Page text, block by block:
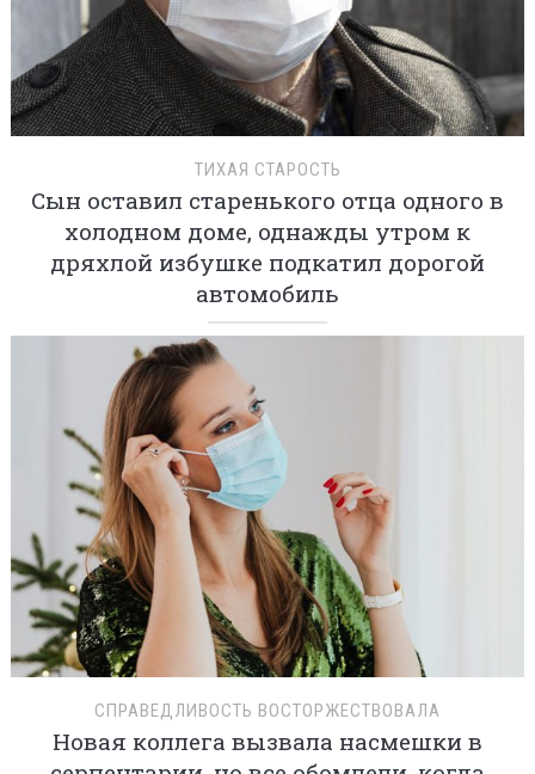
ТИХАЯ СТАРОСТЬ
Сын оставил старенького отца одного в
холодном доме, однажды утром к
дряхлой избушке подкатил дорогой
автомобиль
СПРАВЕДЛИВОСТЬ ВОСТОРЖЕСТВОВАЛА
Новая коллега вызвала насмешки в